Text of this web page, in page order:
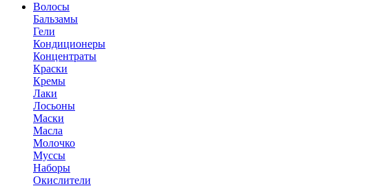
Волосы
Бальзамы
Гели
Кондиционеры
Концентраты
Краски
Кремы
Лаки
Лосьоны
Маски
Масла
Молочко
Муссы
Наборы
Окислители